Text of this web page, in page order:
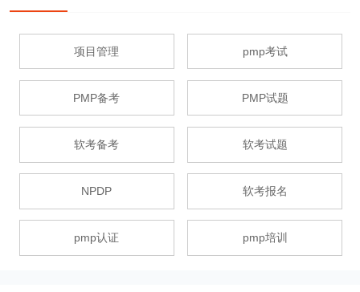
项目管理 pmp考试
PMP备考 PMP试题
软考备考 软考试题
NPDP 软考报名
pmp认证 pmp培训